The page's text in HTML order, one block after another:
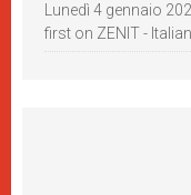
Lunedì 4 gennaio
first on ZENIT -